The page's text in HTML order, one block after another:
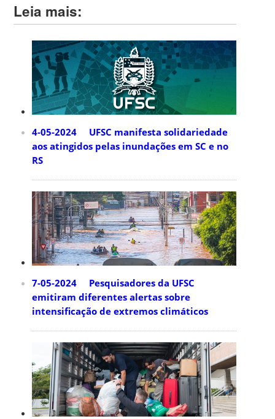
Leia mais:
4-05-2024 UFSC manifesta solidariedade
aos atingidos pelas inundações em SC e no
RS
7-05-2024 Pesquisadores da UFSC
emitiram diferentes alertas sobre
intensificação de extremos climáticos